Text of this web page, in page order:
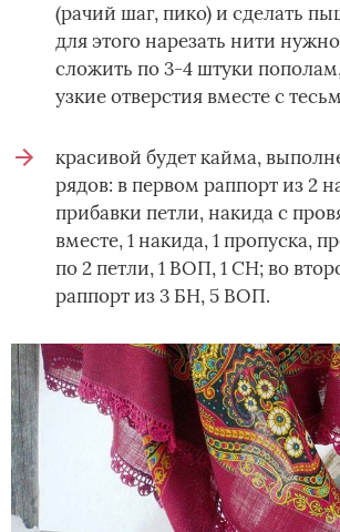
(рачий шаг, пико) и сделать
для этого нарезать нити
сложить по 3-4 штуки
узкие отверстия вместе с
красивой будет кайма,
рядов: в первом раппорт из 2
прибавки петли, накида с
вместе, 1 накида, 1 пропуска,
по 2 петли, 1 ВОП, 1 СН; во
раппорт из 3 БН, 5 ВОП.